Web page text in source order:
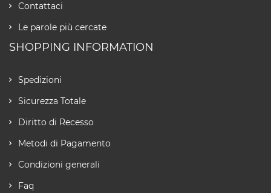
Contattaci
Le parole più cercate
SHOPPING INFORMATION
Spedizioni
Sicurezza Totale
Diritto di Recesso
Metodi di Pagamento
Condizioni generali
Faq